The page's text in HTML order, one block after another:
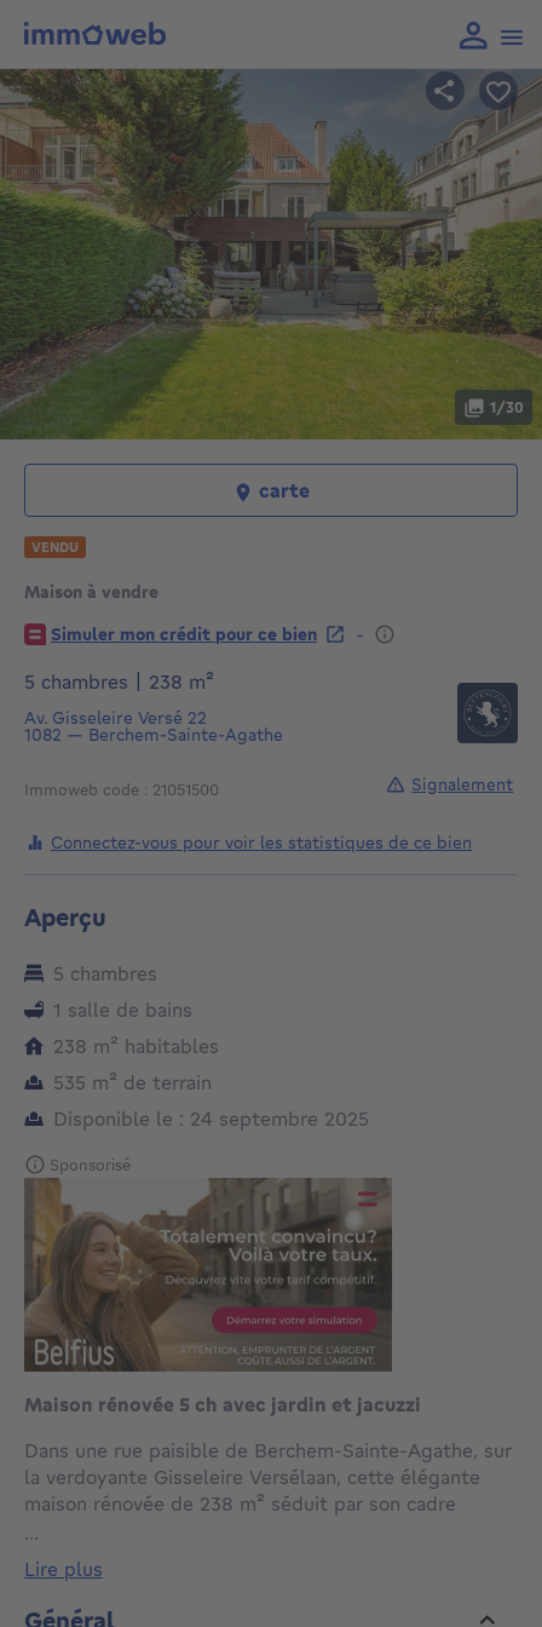
Maison à vendre
€ Simuler mon crédit pour ce bien
-
5 chambres
238 m²
Av. Gisseleire Versé 22
1082 — Berchem-Sainte-Agathe
Immoweb code : 21051500
1/30
carte
VENDU
Connectez-vous pour voir les statistiques de ce bien
Signalement
Aperçu
5 chambres
1 salle de bains
238 m² mètres carrés
habitables
535 m² mètres carrés
de terrain
Disponible le : 24 septembre 2025
Sponsorisé
Maison rénovée 5 ch avec jardin et jacuzzi
Dans une rue paisible de Berchem-Sainte-Agathe, sur
la verdoyante Gisseleire Versélaan, cette élégante
maison rénovée de 238 m² séduit par son cadre
connecté. Elle offre cinq chambres réparties sur deux
étages, une salle de bain, un vaste séjour lumineux et
une grande cuisine équipée s’ouvrant sur un superbe
...
lire plus